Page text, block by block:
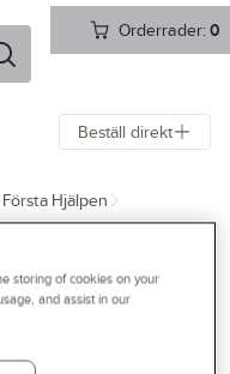
Orderrader:0
Beställ direkt
Första Hjälpen
CEDERROTH
Första
storing of cookies on your
and assist in our